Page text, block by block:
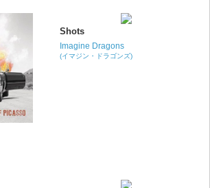
Shots
Imagine Dragons
(イマジン・ドラゴンズ)